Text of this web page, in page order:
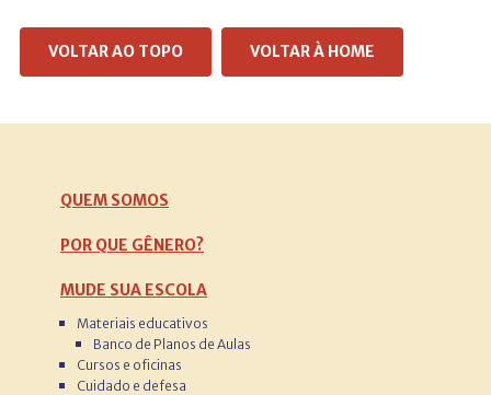
VOLTAR AO TOPO VOLTAR À HOME
QUEM SOMOS
POR QUE GÊNERO?
MUDE SUA ESCOLA
Materiais educativos
Banco de Planos de Aulas
Cursos e oficinas
Cuidado e defesa